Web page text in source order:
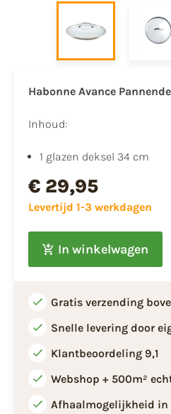
Habonne Avance
Inhoud:
1 glazen deksel 34 cm
€ 29,95
Levertijd 1-3 werkdagen
In winkelwagen
Gratis verzending
Snelle levering door
Klantbeoordeling 9,1
Webshop + 500m²
Afhaalmogelijkheid in